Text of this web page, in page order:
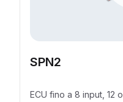
SPN2
ECU fino a 8 input, 12